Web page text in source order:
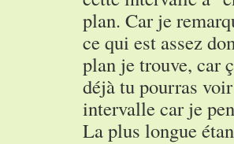
plan. Car je
ce qui est assez
plan je trouve, car
déjà tu pourras
intervalle car je
La plus longue